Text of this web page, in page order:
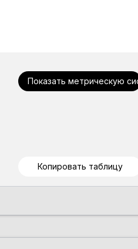
Показать метрическую
Копировать таблицу